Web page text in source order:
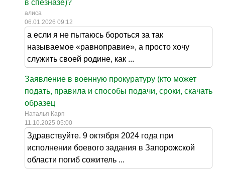
в спезназе)?
алиса
06.01.2026 09:12
а если я не пытаюсь бороться за так
называемое «равноправие», а просто хочу
служить своей родине, как ...
Заявление в военную прокуратуру (кто может
подать, правила и способы подачи, сроки, скачать
образец
Наталья Карп
11.10.2025 05:00
Здравствуйте. 9 октября 2024 года при
исполнении боевого задания в Запорожской
области погиб сожитель ...